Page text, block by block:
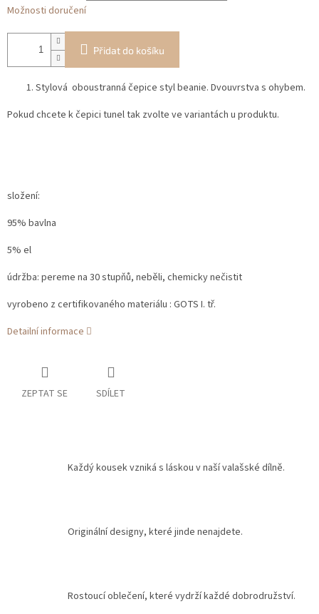
Možnosti doručení
Přidat do košíku
Stylová oboustranná čepice styl beanie. Dvouvrstva s ohybem.
Pokud chcete k čepici tunel tak zvolte ve variantách u produktu.
složení:
95% bavlna
5% el
údržba: pereme na 30 stupňů, neběli, chemicky nečistit
vyrobeno z certifikovaného materiálu : GOTS I. tř.
Detailní informace
ZEPTAT SE SDÍLET
Každý kousek vzniká s láskou v naší valašské dílně.
Originální designy, které jinde nenajdete.
Rostoucí oblečení, které vydrží každé dobrodružství.